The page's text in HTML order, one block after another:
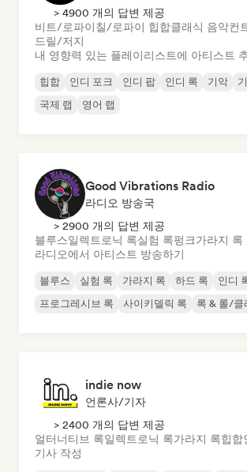
> 4900 개의 답변 제공
비트/로파이칠/로파이 힙합클래식 음악컨
드릴/저지
내 영향력 있는 플레이리스트에 아티스트
힙합 인디 포크 인디 팝 인디 록 기악
국제 랩
영어 랩
Good Vibrations Radio
라디오 방송국
> 2900 개의 답변 제공
블루스일렉트로닉 록실험 록펑크가라지 록
라디오에서 아티스트 방송하기
블루스 실험 록 가라지 록 하드 록
인디
프로그레시브 록
사이키델릭 록 록 & 롤/클
indie now
언론사/기자
> 2400 개의 답변 제공
얼터너티브 록일렉트로닉 록가라지 록힙합
기사 작성